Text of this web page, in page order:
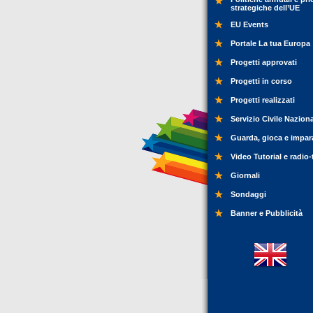
strategiche dell’UE
EU Events
Portale La tua Europa
Progetti approvati
Progetti in corso
Progetti realizzati
Servizio Civile
Guarda, gioca e
Video Tutorial e
Giornali
Sondaggi
Banner e Pubblicità